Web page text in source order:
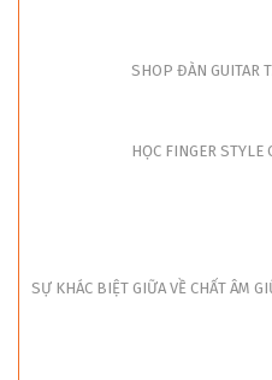
SHOP ĐÀN GUITAR
HỌC FINGER
SỰ KHÁC BIỆT GIỮA VỀ CHẤT ÂM